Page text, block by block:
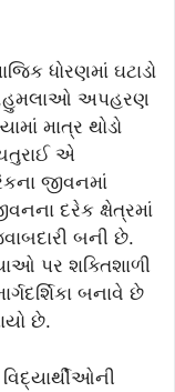
ધોરણમાં ઘટાડો
,હુમલાઓ અપહરણ
માત્ર થોડો
એ
જીવનમાં
દરેક ક્ષેત્રમાં
બની છે.
પર શક્તિશાળી
બનાવે છે
છે.